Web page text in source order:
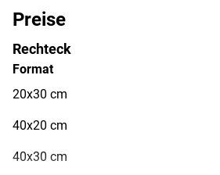
Preise
Rechteck
Format
20x30 cm
40x20 cm
40x30 cm